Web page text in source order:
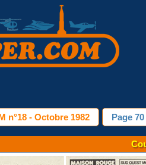
n°18 - Octobre 1982 Page 70